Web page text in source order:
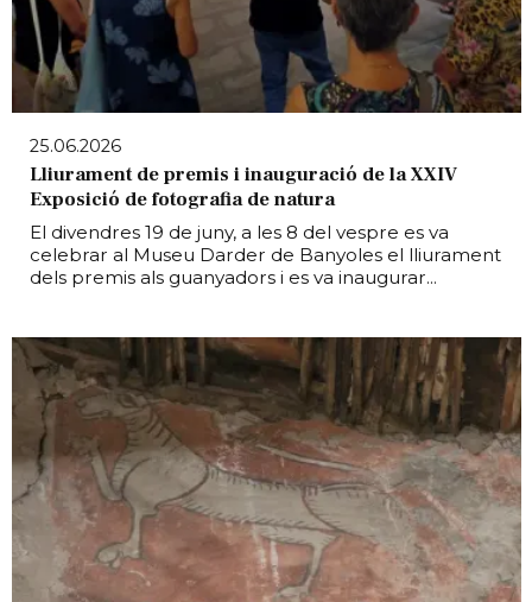
25.06.2026
Lliurament de premis i inauguració de la XXIV
Exposició de fotografia de natura
El divendres 19 de juny, a les 8 del vespre es va
celebrar al Museu Darder de Banyoles el lliurament
dels premis als guanyadors i es va inaugurar...